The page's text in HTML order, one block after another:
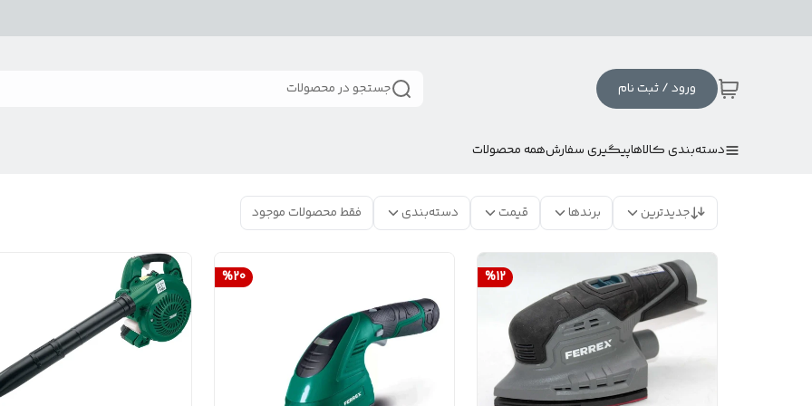
ورود / ثبت نام جستجو در محصولات
دسته‌بندی کالاهاپیگیری سفارشهمه محصولات
جدیدترین برندها قیمت دسته‌بندی فقط محصولات موجود
%12
%20